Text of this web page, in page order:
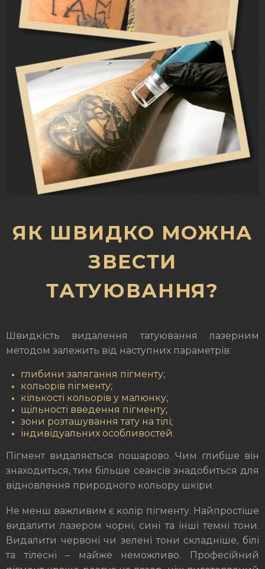
ЯК ШВИДКО МОЖНА
ЗВЕСТИ
ТАТУЮВАННЯ?
Швидкість видалення татуювання лазерним
методом залежить від наступних параметрів:
глибини залягання пігменту;
кольорів пігменту;
кількості кольорів у малюнку;
щільності введення пігменту;
зони розташування тату на тілі;
індивідуальних особливостей.
Пігмент видаляється пошарово. Чим глибше він
знаходиться, тим більше сеансів знадобиться для
відновлення природного кольору шкіри.
Не менш важливим є колір пігменту. Найпростіше
видалити лазером чорні, сині та інші темні тони.
Видалити червоні чи зелені тони складніше, білі
та тілесні – майже неможливо. Професійний